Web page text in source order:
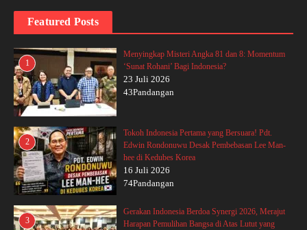
Featured Posts
1
Menyingkap Misteri Angka 81 dan 8: Momentum
‘Sunat Rohani’ Bagi Indonesia?
23 Juli 2026
43Pandangan
2
Tokoh Indonesia Pertama yang Bersuara! Pdt.
Edwin Rondonuwu Desak Pembebasan Lee Man-
hee di Kedubes Korea
16 Juli 2026
74Pandangan
3
Gerakan Indonesia Berdoa Synergi 2026, Merajut
Harapan Pemulihan Bangsa di Atas Lutut yang